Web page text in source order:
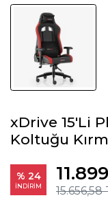
xDrive 15'Li
Koltuğu
% 24
İNDİRİM 15.656,58